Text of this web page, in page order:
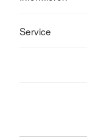
Service